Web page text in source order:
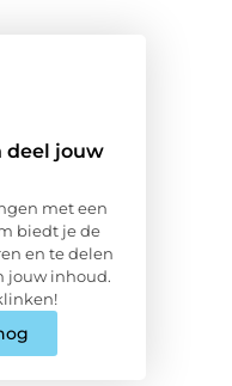
deel jouw
met een
biedt je de
en te delen
jouw inhoud.